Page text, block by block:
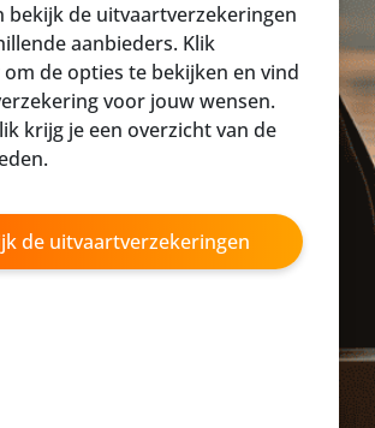
bekijk de uitvaartverzekeringen
aanbieders. Klik
de opties te bekijken en vind
voor jouw wensen.
krijg je een overzicht van de
de uitvaartverzekeringen